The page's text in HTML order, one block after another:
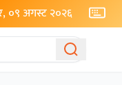
०९ अगस्ट २०२६